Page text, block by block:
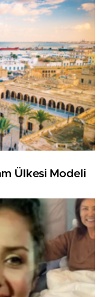
Ülkesi Modeli